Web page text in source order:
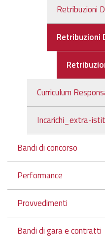
Retribuzioni
Retribuzioni
Curriculum
Incarichi_extra-
Bandi di concorso
Performance
Provvedimenti
Bandi di gara e contratti